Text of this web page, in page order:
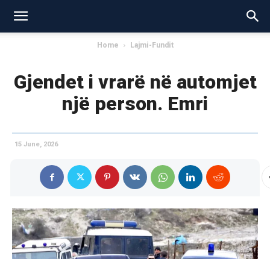
Home Lajmi-Fundit
Gjendet i vrarë në automjet
një person. Emri
15 June, 2026